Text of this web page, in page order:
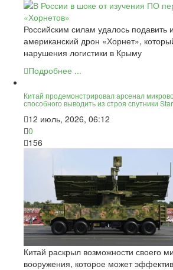
Российским силам удалось подавить
американский дрон «Хорнет»,
нарушения логистики в Крыму
Подробнее ...
Китай продемонстрировал арсенал
способного выводить из строя спутники
12 июль, 2026, 06:12
0
156
Китай раскрыл возможности своего
вооружения, которое может